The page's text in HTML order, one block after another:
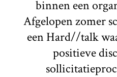
binnen een
Afgelopen zomer
een Hard//talk
positieve